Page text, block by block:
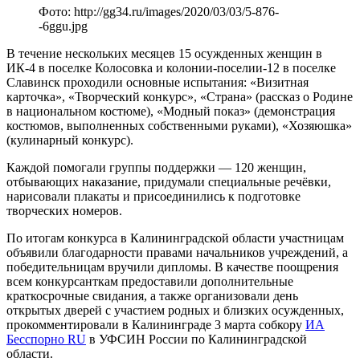
Фото: http://gg34.ru/images/2020/03/03/5-876-
-6ggu.jpg
В течение нескольких месяцев 15 осужденных женщин в
ИК-4 в поселке Колосовка и колонии-поселии-12 в поселке
Славинск проходили основные испытания: «Визитная
карточка», «Творческий конкурс», «Страна» (рассказ о Родине
в национальном костюме), «Модный показ» (демонстрация
костюмов, выполненных собственными руками), «Хозяюшка»
(кулинарный конкурс).
Каждой помогали группы поддержки — 120 женщин,
отбывающих наказание, придумали специальные речёвки,
нарисовали плакаты и присоединились к подготовке
творческих номеров.
По итогам конкурса в Калининградской области участницам
объявили благодарности правами начальников учреждений, а
победительницам вручили дипломы. В качестве поощрения
всем конкурсанткам предоставили дополнительные
краткосрочные свидания, а также организовали день
открытых дверей с участием родных и близких осужденных,
прокомментировали в Калининграде 3 марта собкору ИА
Бесспорно RU в УФСИН России по Калининградской
области.